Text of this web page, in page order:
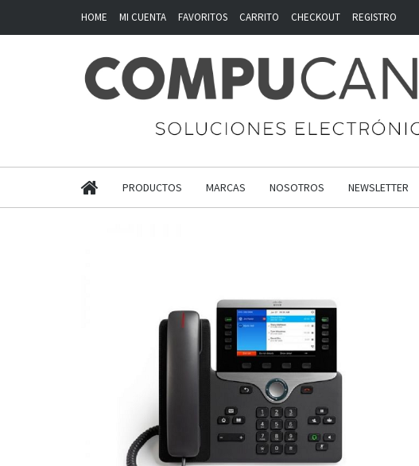
HOME MI CUENTA FAVORITOS CARRITO CHECKOUT REGISTRO
PRODUCTOS MARCAS NOSOTROS NEWSLETTER